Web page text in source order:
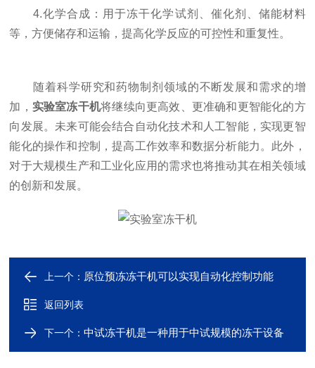
4.化学合成：用于冻干化学试剂、催化剂、储能材料
等，方便储存和运输，提高化学反应的可控性和重复性。
随着科学研究和药物制剂领域的不断发展和需求的增
加， 实验室冻干机将继续向更高效、更准确和更智能化的方
向发展。未来可能会结合自动化技术和人工智能，实现更智
能化的操作和控制，提高工作效率和数据分析能力。此外，
对于大规模生产和工业化应用的需求也将推动其在相关领域
的创新和发展。
上一个： 原位预冻冻干机可以实现自动化控制功能
返回列表
下一个：中试冻干机是一种用于中试规模的冻干设备